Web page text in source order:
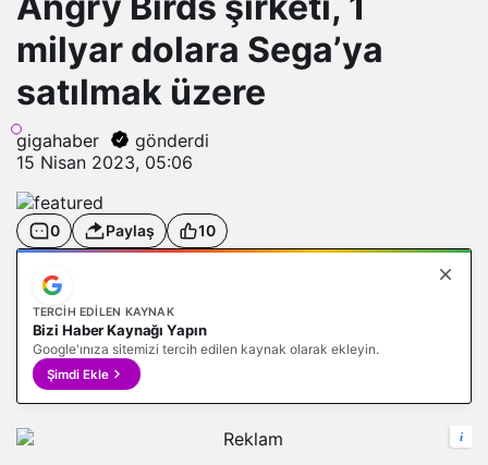
milyar dolara Sega’ya
satılmak üzere
gigahaber
gönderdi
15 Nisan 2023, 05:06
0 Paylaş 10
TERCIH EDILEN KAYNAK
Bizi Haber Kaynağı Yapın
Google'ınıza sitemizi tercih edilen kaynak olarak ekleyin.
Şimdi Ekle
i